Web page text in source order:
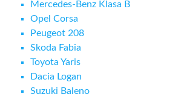
Mercedes-Benz Klasa B
Opel Corsa
Peugeot 208
Skoda Fabia
Toyota Yaris
Dacia Logan
Suzuki Baleno